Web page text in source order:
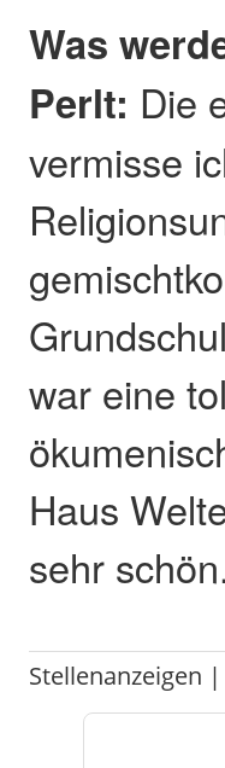
Was
Perlt: Die
vermisse
war eine
Haus
sehr
Stellenanzeigen